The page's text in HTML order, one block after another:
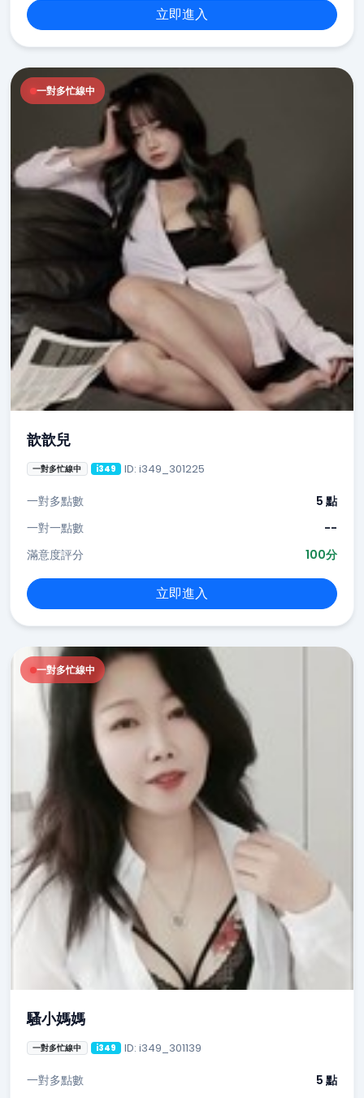
立即進入
一對多忙線中
歆歆兒
一對多忙線中 i349 ID: i349_301225
一對多點數
5 點
一對一點數
--
滿意度評分
100分
立即進入
一對多忙線中
騷小媽媽
一對多忙線中 i349 ID: i349_301139
一對多點數 5 點